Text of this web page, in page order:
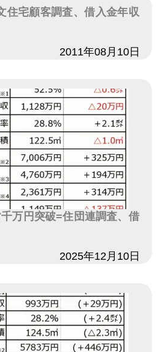
住宅顧客調査、借入金年収
2011年08月10日
万円突破=住団連調査、借
2025年12月10日